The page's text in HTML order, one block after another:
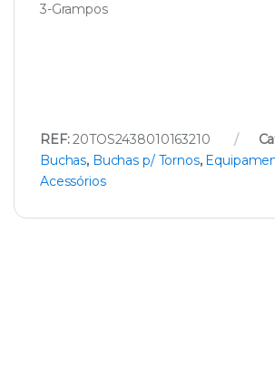
3-Grampos
REF:20TOS2438010163210
Buchas, Buchas p/ Tornos,
Acessórios